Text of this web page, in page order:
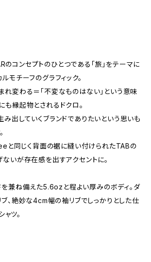
コンセプトのひとつである「旅」をテーマに
モチーフのグラフィック。
れ変わる＝「不変なものはない」という意味
も縁起物とされるドクロ。
出していくブランドでありたいという思いも
と同じく背面の裾に縫い付けられたTABの
いが存在感を出すアクセントに。
を兼ね備えた5.6ozと程よい厚みのボディ。ダ
、絶妙な4cm幅の袖リブでしっかりとした仕
ツ。